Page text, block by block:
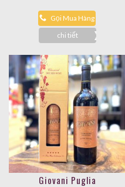
Gọi Mua Hàng
chi tiết
Giovani Puglia